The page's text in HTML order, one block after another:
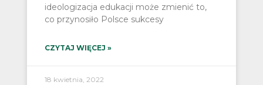
ideologizacja edukacji może zmienić to,
co przynosiło Polsce sukcesy
CZYTAJ WIĘCEJ »
18 kwietnia, 2022